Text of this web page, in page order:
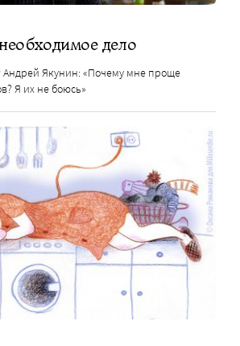
дело
Андрей Якунин: «Почему мне проще
Я их не боюсь»